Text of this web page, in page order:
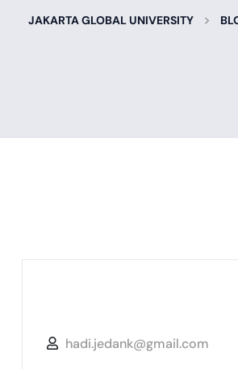
JAKARTA GLOBAL UNIVERSITY >
hadi.jedank@gmail.com